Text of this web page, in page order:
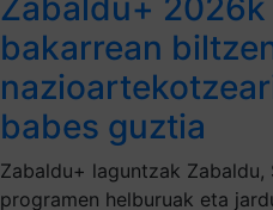
bakarrean
babes guztia
Zabaldu+ laguntzak
programen helburuak eta